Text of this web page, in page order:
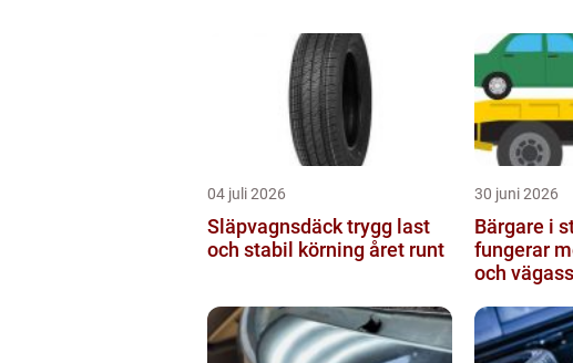
04 juli 2026
Släpvagnsdäck trygg last
och stabil körning året runt
30 juni 2026
Bärgare i
fungerar
och